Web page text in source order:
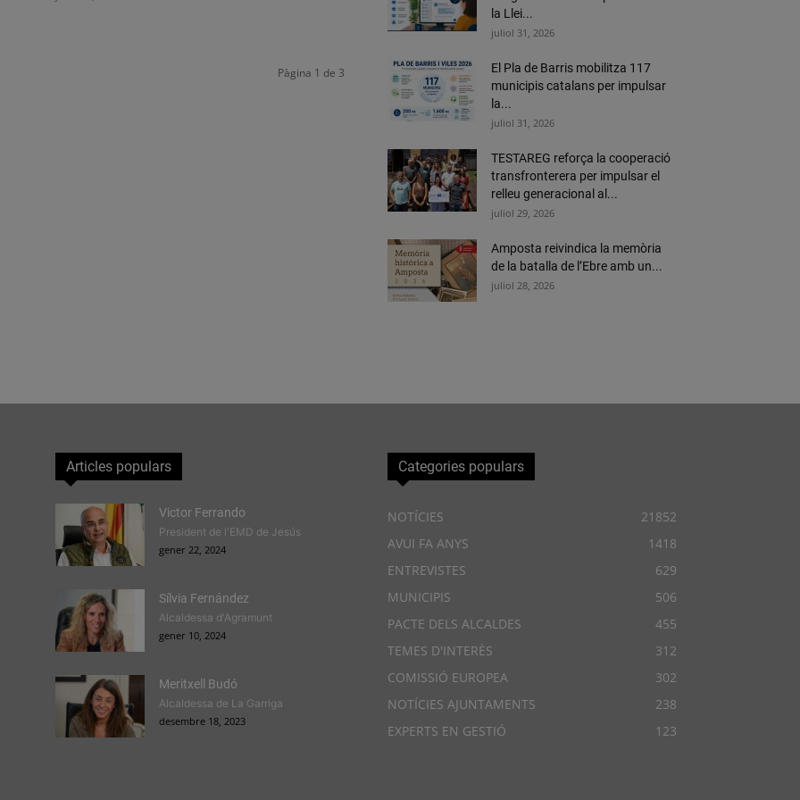
Pàgina 1 de 3
la Llei...
juliol 31, 2026
El Pla de Barris mobilitza 117
municipis catalans per impulsar
la...
juliol 31, 2026
TESTAREG reforça la cooperació
transfronterera per impulsar el
relleu generacional al...
juliol 29, 2026
Amposta reivindica la memòria
de la batalla de l’Ebre amb un...
juliol 28, 2026
Articles populars
Victor Ferrando
President de l'EMD de Jesús
gener 22, 2024
Sílvia Fernández
Alcaldessa d'Agramunt
gener 10, 2024
Meritxell Budó
Alcaldessa de La Garriga
desembre 18, 2023
Categories populars
NOTÍCIES
21852
AVUI FA ANYS
1418
ENTREVISTES
629
MUNICIPIS
506
PACTE DELS ALCALDES
455
TEMES D'INTERÈS
312
COMISSIÓ EUROPEA
302
NOTÍCIES AJUNTAMENTS
238
EXPERTS EN GESTIÓ
123